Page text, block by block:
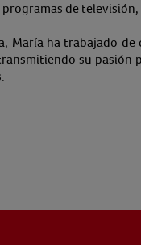
de
María ha trabajado de
su pasión